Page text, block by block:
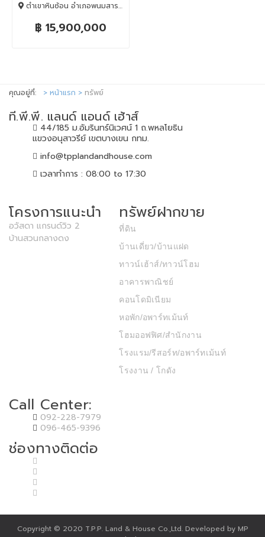
ตำเขาหินซ้อน อำเภอพนมสารคาม, พนมสารคาม, Chachoengsao, 24120
฿ 15,900,000
คุณอยู่ที่: หน้าแรก ทรัพย์
ที.พี.พี. แลนด์ แอนด์ เฮ้าส์
44/185 ม.อัมรินทร์นิเวศน์ 1 ถ.พหลโยธิน
แขวงอนุสาวรีย์ เขตบางเขน กทม.
info@tpplandandhouse.com
เวลาทำการ : 08:00 to 17:30
โครงการแนะนำ
อวัสดา แกรนด์วิว 2
บ้านสวนกลางดง
ทรัพย์ฝากขาย
ที่ดิน
บ้านเดี่ยว/บ้านแฝด
ทาวน์เฮ้าส์/ทาวน์โฮม
อาคารพาณิชย์
คอนโดมิเนียม
หอพัก/อพาร์ทเม้นท์
โฮมออฟฟิศ/สำนักงาน
โรงแรม/รีสอร์ท/อพาร์ทเม้นท์
โรงงาน / โกดัง
Call Center:
092-228-7979
096-465-9396
ช่องทางติดต่อ
Copyright © 2020 T.P.P. Land & House Co.,Ltd. Developed by MP